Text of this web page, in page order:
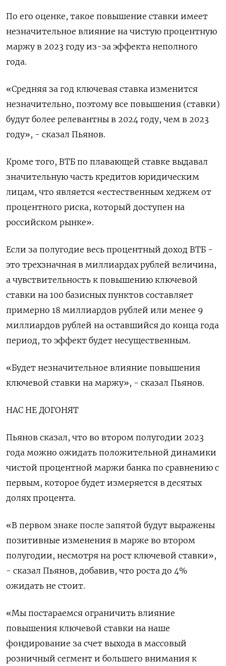
По его оценке, такое повышение ставки имеет
незначительное влияние на чистую процентную
маржу в 2023 году из-за эффекта неполного
года.
«Средняя за год ключевая ставка изменится
незначительно, поэтому все повышения (ставки)
будут более релевантны в 2024 году, чем в 2023
году», - сказал Пьянов.
Кроме того, ВТБ по плавающей ставке выдавал
значительную часть кредитов юридическим
лицам, что является «естественным хеджем от
процентного риска, который доступен на
российском рынке».
Если за полугодие весь процентный доход ВТБ -
это трехзначная в миллиардах рублей величина,
а чувствительность к повышению ключевой
ставки на 100 базисных пунктов составляет
примерно 18 миллиардов рублей или менее 9
миллиардов рублей на оставшийся до конца года
период, то эффект будет несущественным.
«Будет незначительное влияние повышения
ключевой ставки на маржу», - сказал Пьянов.
НАС НЕ ДОГОНЯТ
Пьянов сказал, что во втором полугодии 2023
года можно ожидать положительной динамики
чистой процентной маржи банка по сравнению с
первым, которое будет измеряется в десятых
долях процента.
«В первом знаке после запятой будут выражены
позитивные изменения в марже во втором
полугодии, несмотря на рост ключевой ставки»,
- сказал Пьянов, добавив, что роста до 4%
ожидать не стоит.
«Мы постараемся ограничить влияние
повышения ключевой ставки на наше
фондирование за счет выхода в массовый
розничный сегмент и большего внимания к